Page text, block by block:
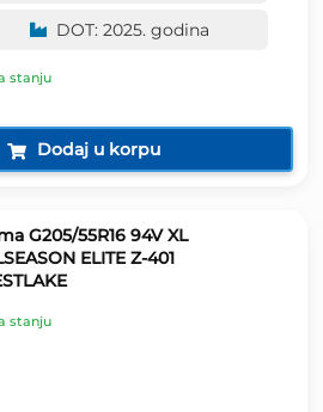
DOT: 2025. godina
stanju
Dodaj u korpu
G205/55R16 94V XL
ELITE Z-401
stanju